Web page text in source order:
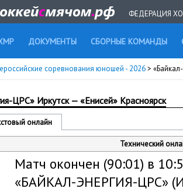
ФЕДЕРАЦИЯ
ДОКУМЕНТЫ СБОРНЫЕ КОМАНДЫ
соревнования юношей - 2026>
ЦРС» Иркутск — «Енисей» Красноярск
онлайн
Технический
Матч окончен (90:01) в
«БАЙКАЛ-ЭНЕРГИЯ-ЦРС»